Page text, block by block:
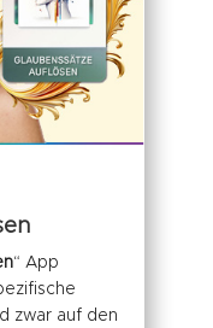
“ App
zwar auf den